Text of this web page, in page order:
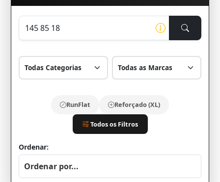
RunFlat Reforçado (XL)
Todos os Filtros
Ordenar: